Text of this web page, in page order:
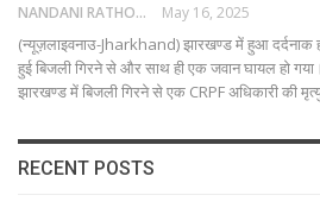
NANDANI RATHORE May 16, 2025
(न्यूज़लाइवनाउ-Jharkhand) झारखण्ड में हुआ दर्दनाक
हुई बिजली गिरने से और साथ ही एक जवान घायल हो गया।
झारखण्ड में बिजली गिरने से एक CRPF अधिकारी की
RECENT POSTS